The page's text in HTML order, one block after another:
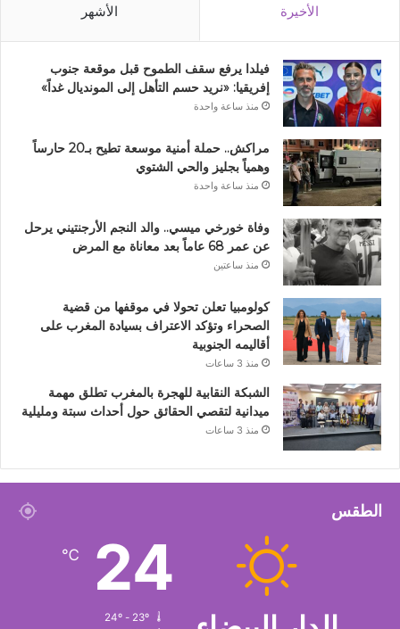
الأخيرة الأشهر
فيلدا يرفع سقف الطموح قبل موقعة جنوب
إفريقيا: «نريد حسم التأهل إلى المونديال غداً»
منذ ساعة واحدة
مراكش.. حملة أمنية موسعة تطيح بـ20 حارساً
وهمياً بجليز والحي الشتوي
منذ ساعة واحدة
وفاة خورخي ميسي.. والد النجم الأرجنتيني يرحل
عن عمر 68 عاماً بعد معاناة مع المرض
منذ ساعتين
كولومبيا تعلن تحولا في موقفها من قضية
الصحراء وتؤكد الاعتراف بسيادة المغرب على
أقاليمه الجنوبية
منذ 3 ساعات
الشبكة النقابية للهجرة بالمغرب تطلق مهمة
ميدانية لتقصي الحقائق حول أحداث سبتة ومليلية
منذ 3 ساعات
الطقس
24
℃